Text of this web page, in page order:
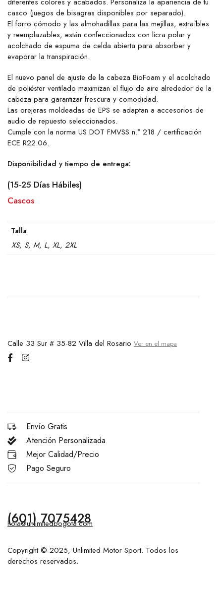
casco (juegos de bisagras disponibles por separado).
El forro cómodo y las almohadillas para las mejillas, extraíbles
y reemplazables, están confeccionados con licra polar y
acolchado de espuma de celda abierta para absorber y
evaporar la transpiración.
El nuevo panel de ajuste de la cabeza BioFoam y el acolchado
de poliéster ventilado maximizan el flujo de aire alrededor de la
cabeza para garantizar frescura y comodidad.
Las orejeras moldeadas de EPS se adaptan a accesorios de
audio de repuesto seleccionados.
Cumple con la norma US DOT FMVSS n.° 218 / certificación
ECE R22.06.
Disponibilidad y tiempo de entrega:
(15-25 Días Hábiles)
Cascos
Talla
XS, S, M, L, XL, 2XL
Calle 33 Sur # 35-82 Villa del Rosario Ver en el mapa
Envío Gratis
Atención Personalizada
Mejor Calidad/Precio
Pago Seguro
(601) 7075428
hola@unlimitedbogota.com
Copyright © 2025, Unlimited Motor Sport. Todos los
derechos reservados.